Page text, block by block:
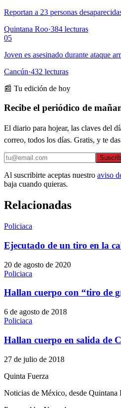
Reportan a 23 personas
Quintana Roo·384 lecturas
05
Joven es asesinado durante ataque
Cancún·432 lecturas
📰 Tu edición de hoy
Recibe el periódico de
El diario para hojear, las claves del
correo, todos los días. Gratis, y te
Al suscribirte aceptas nuestro aviso
baja cuando quieras.
Relacionadas
Policiaca
Ejecutado de un tiro en la
20 de agosto de 2020
Policiaca
Hallan cuerpo con “tiro de
6 de agosto de 2018
Policiaca
Hallan cuerpo en salida de
27 de julio de 2018
Quinta Fuerza
Noticias de México, desde Quintana